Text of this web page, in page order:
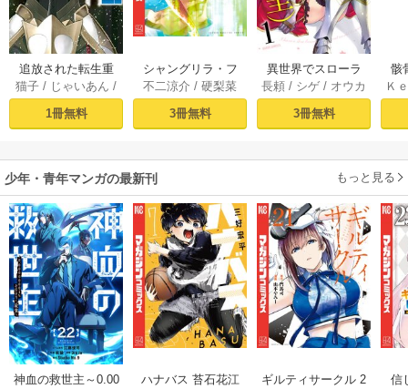
追放された転生重
騎士はゲーム知識
で無双する（１）
猫子 / じゃいあん /
武六甲理衣
1冊無料
シャングリラ・フ
ロンティア（１）
～クソゲーハン
ター、神ゲーに挑
不二涼介 /硬梨菜
3冊無料
異世界でスローラ
イフを（願望） 1
長頼 / シゲ / オウカ
3冊無料
骸
異
Ｋ
少年・青年マンガの最新刊 もっと見る
神血の救世主～0.00
ハナバス 苔石花江
ギルティサークル 2
信